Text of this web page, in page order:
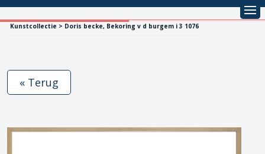
Kunstcollectie > Doris becke, Bekoring v d burgem i 3 1076
« Terug